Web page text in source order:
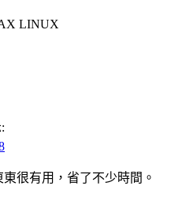
LINUX
很有用，省了不少時間。